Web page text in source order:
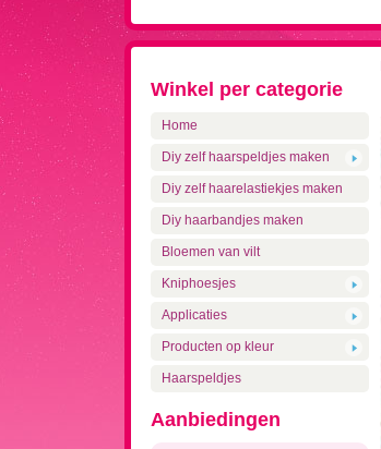
Winkel per categorie
Home
Diy zelf haarspeldjes maken
Diy zelf haarelastiekjes maken
Diy haarbandjes maken
Bloemen van vilt
Kniphoesjes
Applicaties
Producten op kleur
Haarspeldjes
Aanbiedingen